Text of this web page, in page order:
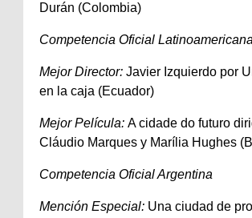
Durán (Colombia)
Competencia Oficial Latinoamericana
Mejor Director: Javier Izquierdo por
en la caja (Ecuador)
Mejor Película: A cidade do futuro
Cláudio Marques y Marília Hughes
Competencia Oficial Argentina
Mención Especial: Una ciudad de